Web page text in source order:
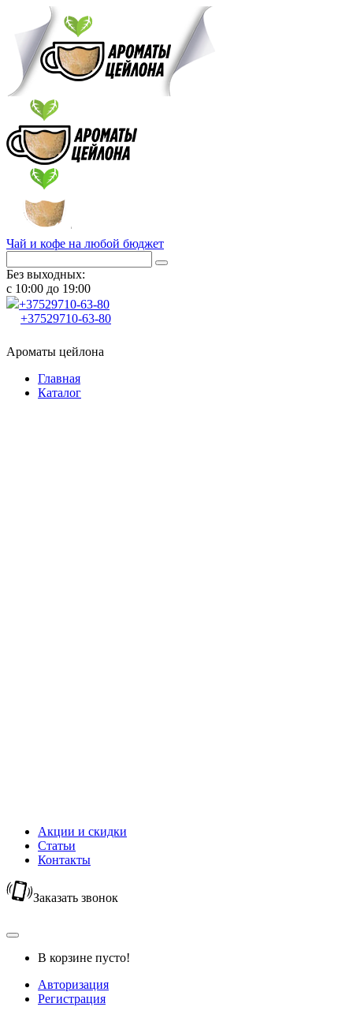
Чай и кофе на любой бюджет
Без выходных:
с 10:00 до 19:00
+37529710-63-80
+37529710-63-80
Ароматы цейлона
Главная
Каталог
Акции и скидки
Статьи
Контакты
Заказать звонок
В корзине пусто!
Авторизация
Регистрация